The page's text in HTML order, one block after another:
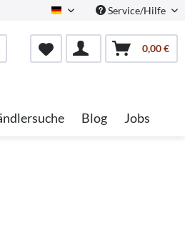
German Service/Hilfe
0,00 €
Blog Jobs